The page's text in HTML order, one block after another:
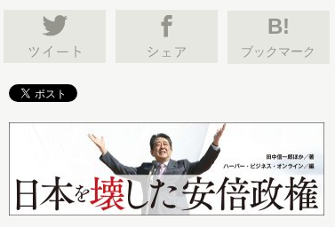
B!
ブックマーク